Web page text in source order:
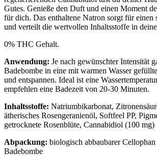
Gutes. Genieße den Duft und einen Moment
für dich. Das enthaltene Natron sorgt für einen
und verteilt die wertvollen Inhaltsstoffe in
0% THC Gehalt.
Anwendung: Je nach gewünschter Intensität
Badebombe in eine mit warmen Wasser
und entspannen. Ideal ist eine
empfehlen eine Badezeit von 20-30 Minuten.
Inhaltsstoffe: Natriumbikarbonat,
ätherisches Rosengeranienöl, Softfeel PP,
getrocknete Rosenblüte, Cannabidiol (100 mg)
Abpackung: biologisch abbaubarer
Badebombe